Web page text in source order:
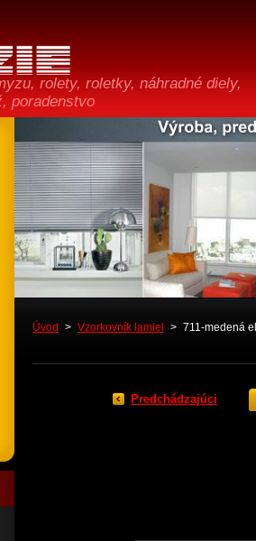
rolety, roletky, náhradné diely,
poradenstvo
Úvod > Vzorkovník lamiel > 711-medená
Predchádzajúci